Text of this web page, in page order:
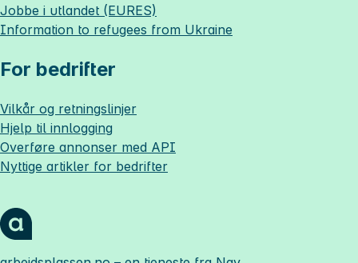
Jobbe i utlandet (EURES)
Information to refugees from Ukraine
For bedrifter
Vilkår og retningslinjer
Hjelp til innlogging
Overføre annonser med API
Nyttige artikler for bedrifter